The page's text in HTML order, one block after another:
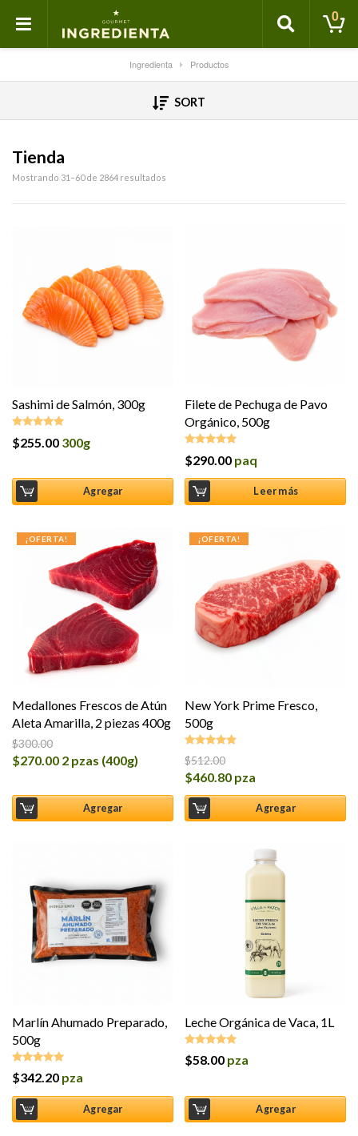
0
Ingredienta Productos
SORT
Tienda
Mostrando 31–60 de 2864 resultados
Sashimi de Salmón, 300g
Valorado en
$255.00 300g
Agregar
Filete de Pechuga de Pavo
Orgánico, 500g
Valorado en
$290.00 paq
Leer más
¡OFERTA!
Medallones Frescos de Atún
Aleta Amarilla, 2 piezas 400g
$300.00
$270.00 2 pzas (400g)
Agregar
¡OFERTA!
New York Prime Fresco,
500g
Valorado
en4.80 de
5
$512.00
$460.80 pza
Agregar
Marlín Ahumado Preparado,
500g
Valorado en
$342.20 pza
Agregar
Leche Orgánica de Vaca, 1L
Valorado en
$58.00 pza
Agregar